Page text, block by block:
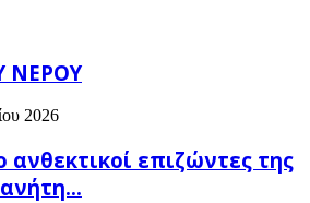
ΝΕΡΟΥ
2026
ανθεκτικοί επιζώντες της